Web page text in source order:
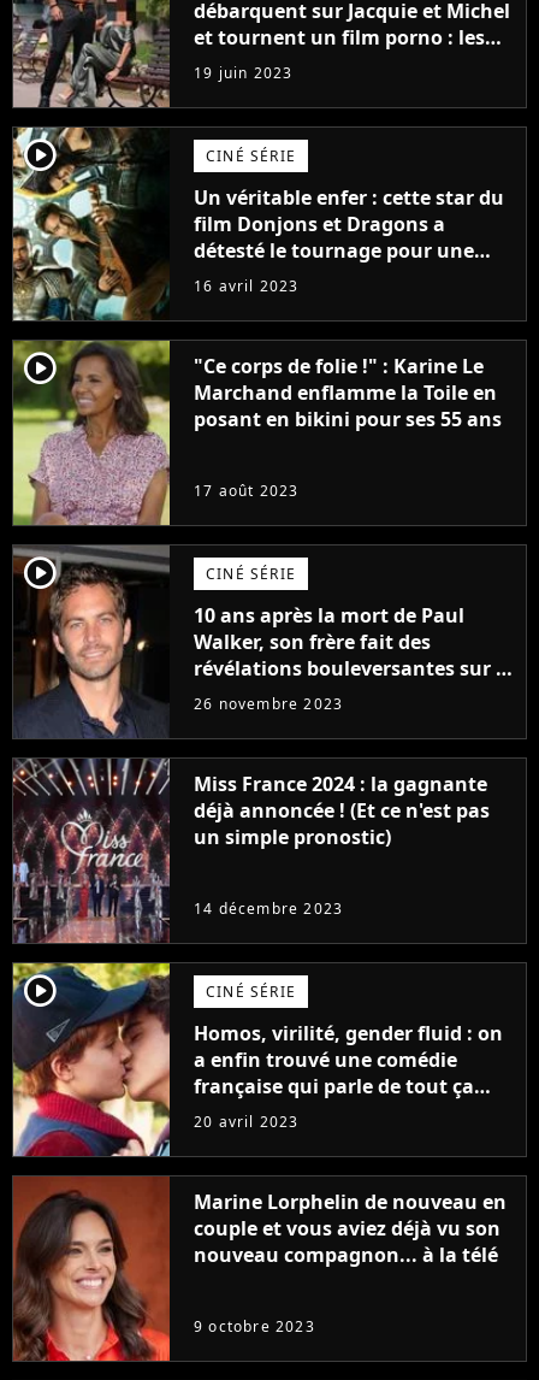
débarquent sur Jacquie et Michel
et tournent un film porno : les
premières images du tournage
(exclu)
19 juin 2023
player2 CINÉ SÉRIE
Un véritable enfer : cette star du
film Donjons et Dragons a
détesté le tournage pour une
raison très spéciale
16 avril 2023
player2
"Ce corps de folie !" : Karine Le
Marchand enflamme la Toile en
posant en bikini pour ses 55 ans
17 août 2023
player2 CINÉ SÉRIE
10 ans après la mort de Paul
Walker, son frère fait des
révélations bouleversantes sur la
réaction des acteurs de Fast and
26 novembre 2023
Miss France 2024 : la gagnante
déjà annoncée ! (Et ce n'est pas
un simple pronostic)
14 décembre 2023
player2 CINÉ SÉRIE
Homos, virilité, gender fluid : on
a enfin trouvé une comédie
française qui parle de tout ça
sans être super ringarde
20 avril 2023
Marine Lorphelin de nouveau en
couple et vous aviez déjà vu son
nouveau compagnon... à la télé
9 octobre 2023